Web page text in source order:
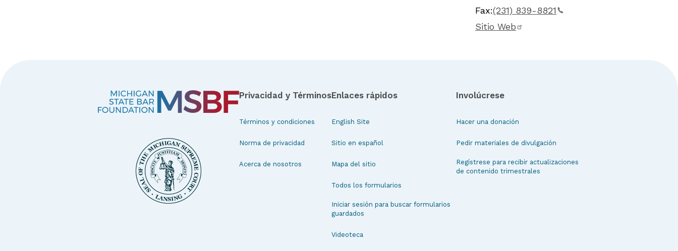
Fax:(231) 839-8821
Sitio Web
Privacidad y Términos
Términos y condiciones
Norma de privacidad
Acerca de nosotros
Enlaces rápidos
English Site
Sitio en español
Mapa del sitio
Todos los formularios
Iniciar sesión para buscar formularios
guardados
Videoteca
Involúcrese
Hacer una donación
Pedir materiales de divulgación
Regístrese para recibir actualizaciones
de contenido trimestrales